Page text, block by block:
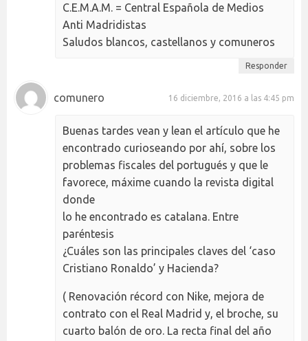
C.E.M.A.M. = Central Española de Medios
Anti Madridistas
Saludos blancos, castellanos y comuneros
Responder
comunero 16 diciembre, 2016 a las 4:45 pm
Buenas tardes vean y lean el artículo que he
encontrado curioseando por ahí, sobre los
problemas fiscales del portugués y que le
favorece, máxime cuando la revista digital
donde
lo he encontrado es catalana. Entre
paréntesis
¿Cuáles son las principales claves del ‘caso
Cristiano Ronaldo’ y Hacienda?
( Renovación récord con Nike, mejora de
contrato con el Real Madrid y, el broche, su
cuarto balón de oro. La recta final del año